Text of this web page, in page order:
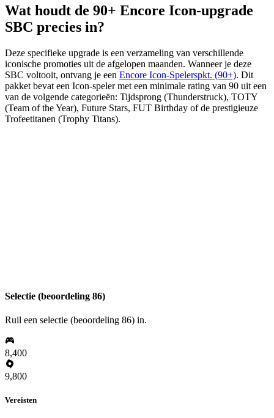
Wat houdt de 90+ Encore Icon-upgrade
SBC precies in?
Deze specifieke upgrade is een verzameling van verschillende
iconische promoties uit de afgelopen maanden. Wanneer je deze
SBC voltooit, ontvang je een Encore Icon-Spelerspkt. (90+). Dit
pakket bevat een Icon-speler met een minimale rating van 90 uit een
van de volgende categorieën: Tijdsprong (Thunderstruck), TOTY
(Team of the Year), Future Stars, FUT Birthday of de prestigieuze
Trofeetitanen (Trophy Titans).
Selectie (beoordeling 86)
Ruil een selectie (beoordeling 86) in.
8,400
9,800
Vereisten